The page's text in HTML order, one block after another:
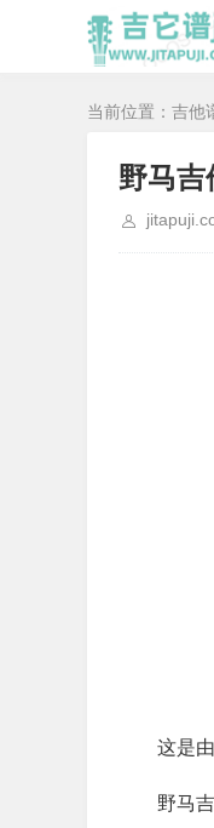
当前位置： 吉他
野马吉
这是
野马